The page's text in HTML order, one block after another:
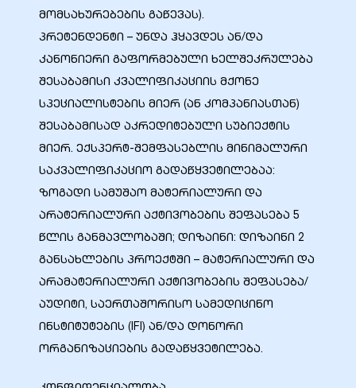
მომსახურებების გაწევას).
პრეტენდენტი – უნდა ჰყავდეს ან/და
კანონიერი გაფორმებული ხელშეკრულება
შესაბამისი კვალიფიკაციის მქონე
სპეციალისტების მიერ (ან კომპანიასთან)
შესაბამისად აკრედიტებული სუბიექტის
მიერ. ექსპერტ-შემფასებლის მინიმალური
საკვალიფიკაციო გადაწყვეტილებაა:
ზოგადი სამუშაო მატერიალური და
არატერიალური აქტივობების შეფასება 5
წლის განმავლობაში; დიზაინი: დიზაინი 2
განსახლების პროექტში – მატერიალური და
არამატერიალური აქტივობების შეფასება/
აუდიტი, საერთაშორისო სამედიცინო
ინსტიტუტების (IFI) ან/და დონორი
ორგანიზაციების გადაწყვეტილება.